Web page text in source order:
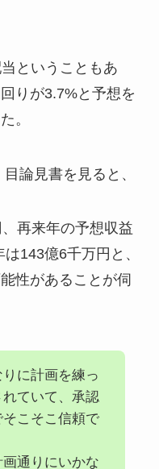
ということもあ
りが3.7%と予想を
。
論見書を見ると、
再来年の予想収益
143億6千万円と、
性があることが伺
に計画を練っ
ていて、承認
こそこ信頼で
通りにいかな